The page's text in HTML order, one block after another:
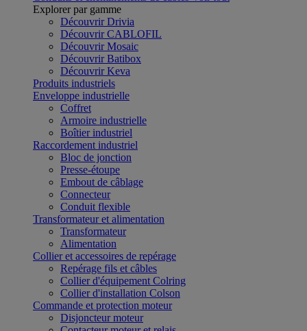
Explorer par gamme
Découvrir Drivia
Découvrir CABLOFIL
Découvrir Mosaic
Découvrir Batibox
Découvrir Keva
Produits industriels
Enveloppe industrielle
Coffret
Armoire industrielle
Boîtier industriel
Raccordement industriel
Bloc de jonction
Presse-étoupe
Embout de câblage
Connecteur
Conduit flexible
Transformateur et alimentation
Transformateur
Alimentation
Collier et accessoires de repérage
Repérage fils et câbles
Collier d'équipement Colring
Collier d'installation Colson
Commande et protection moteur
Disjoncteur moteur